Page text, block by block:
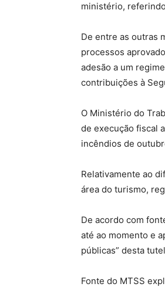
ministério,
De entre as outras
processos
adesão a um
contribuições à
O Ministério do
de execução fiscal
incêndios de
Relativamente ao
área do turismo,
De acordo com
até ao momento e
públicas” desta
Fonte do MTSS